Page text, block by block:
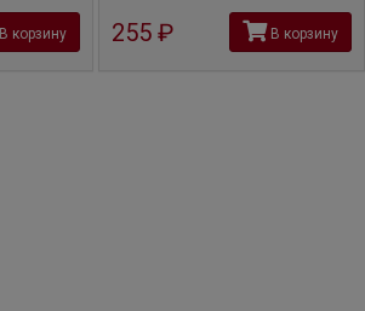
В корзину 255 В корзину